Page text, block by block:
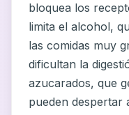
bloquea los
limita el alcohol,
las comidas muy
dificultan la
azucarados, que
pueden despertar